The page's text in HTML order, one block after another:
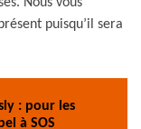
puisqu’il sera
: pour les
à SOS